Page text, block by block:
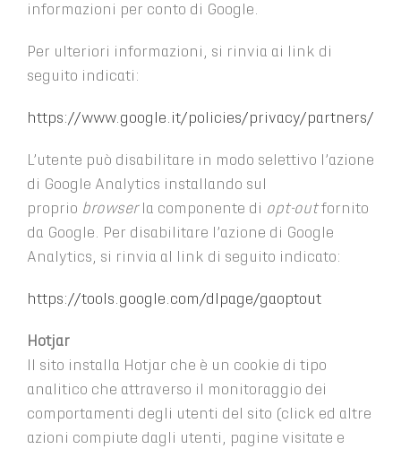
informazioni per conto di Google.
Per ulteriori informazioni, si rinvia ai link di
seguito indicati:
https://www.google.it/policies/privacy/partners/
L’utente può disabilitare in modo selettivo l’azione
di Google Analytics installando sul
proprio browser la componente di opt-outfornito
da Google. Per disabilitare l’azione di Google
Analytics, si rinvia al link di seguito indicato:
https://tools.google.com/dlpage/gaoptout
Hotjar
Il sito installa Hotjar che è un cookie di tipo
analitico che attraverso il monitoraggio dei
comportamenti degli utenti del sito (click ed altre
azioni compiute dagli utenti, pagine visitate e